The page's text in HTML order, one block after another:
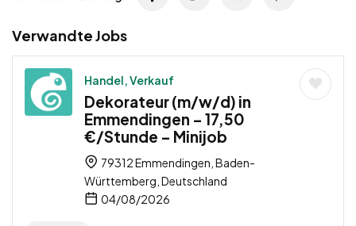
Verwandte Jobs
Handel, Verkauf
Dekorateur (m/w/d) in
Emmendingen – 17,50
€/Stunde – Minijob
79312 Emmendingen, Baden-
Württemberg, Deutschland
04/08/2026